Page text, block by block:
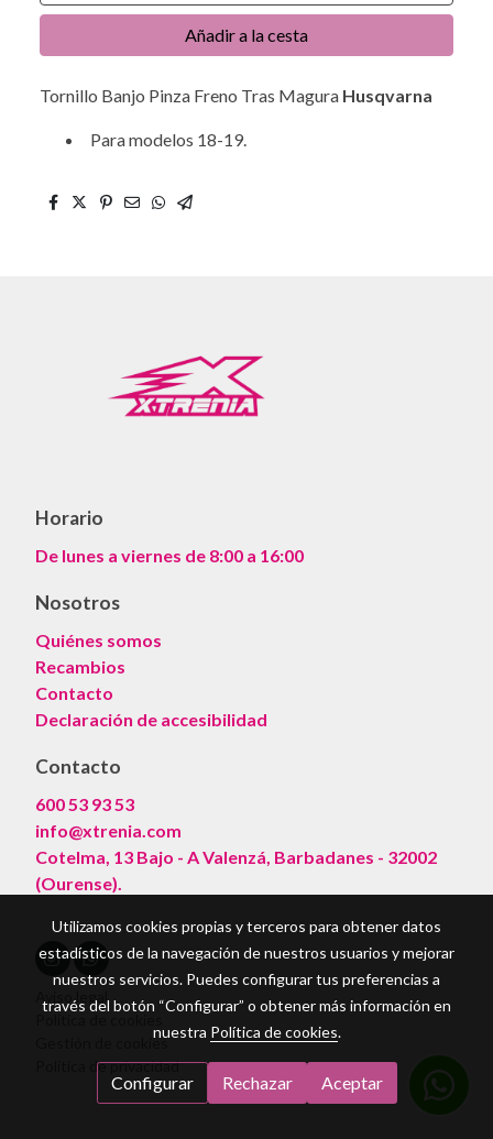
Añadir a la cesta
Tornillo Banjo Pinza Freno Tras Magura Husqvarna
Para modelos 18-19.
Horario
De lunes a viernes de 8:00 a 16:00
Nosotros
Quiénes somos
Recambios
Contacto
Declaración de accesibilidad
Contacto
600 53 93 53
info@xtrenia.com
Cotelma, 13 Bajo - A Valenzá, Barbadanes - 32002
(Ourense).
Aviso legal
Gestión de cookies
Política de privacidad
Utilizamos cookies propias y terceros para obtener datos
estadísticos de la navegación de nuestros usuarios y mejorar
nuestros servicios. Puedes configurar tus preferencias a
través del botón “Configurar” o obtener más información en
nuestra Política de cookies.
Configurar Rechazar Aceptar